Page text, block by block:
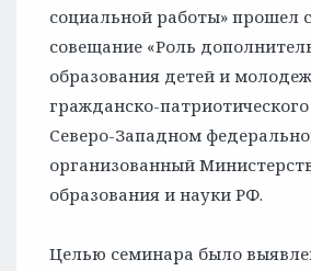
социальной работы» прошел
совещание «Роль
образования детей и
гражданско-
Северо-Западном
организованный
образования и науки РФ.
Целью семинара было